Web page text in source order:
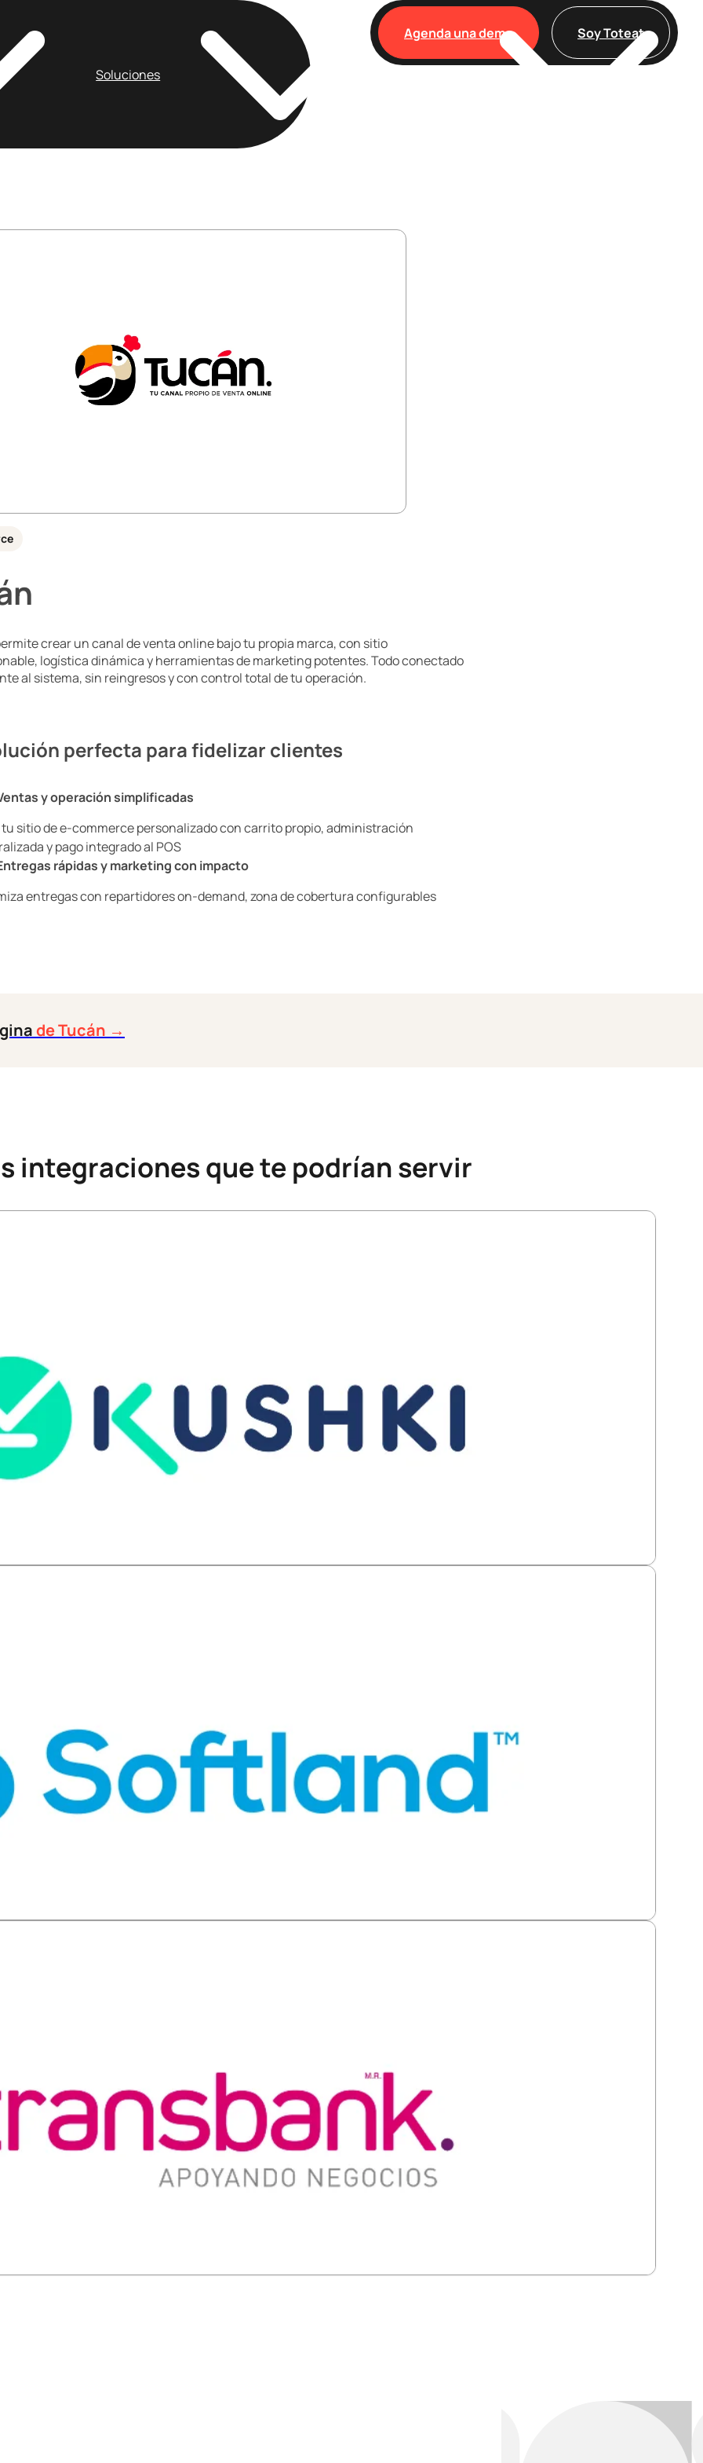
Soluciones
Agenda una demo Soy Toteat
crear un canal de venta online bajo tu propia marca, con sitio
logística dinámica y herramientas de marketing potentes. Todo conectado
al sistema, sin reingresos y con control total de tu operación.
perfecta para fidelizar clientes
y operación simplificadas
sitio de e-commerce personalizado con carrito propio, administración
y pago integrado al POS
rápidas y marketing con impacto
entregas con repartidores on-demand, zona de cobertura configurables
de Tucán →
integraciones que te podrían servir
se procesa, verifica y concilia instantáneamente en tu flujo operativo. Usa SDKs estables o API para integrar